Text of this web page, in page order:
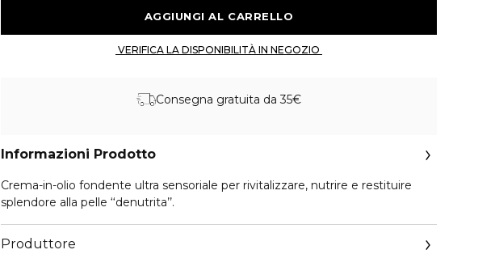
Consegna gratuita da 35€
Informazioni Prodotto
Crema-in-olio fondente ultra sensoriale per rivitalizzare, nutrire e restituire
splendore alla pelle ‘‘denutrita’’.
Produttore